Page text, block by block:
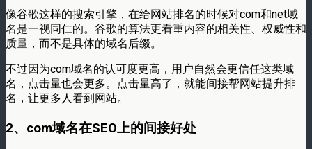
像谷歌这样的搜索引擎，在给网站排名的时候对com和net域
名是一视同仁的。谷歌的算法更看重内容的相关性、权威性和
质量，而不是具体的域名后缀。​
不过因为com域名的认可度更高，用户自然会更信任这类域
名，点击量也会更多。点击量高了，就能间接帮网站提升排
名，让更多人看到网站。
2、com域名在SEO上的间接好处​